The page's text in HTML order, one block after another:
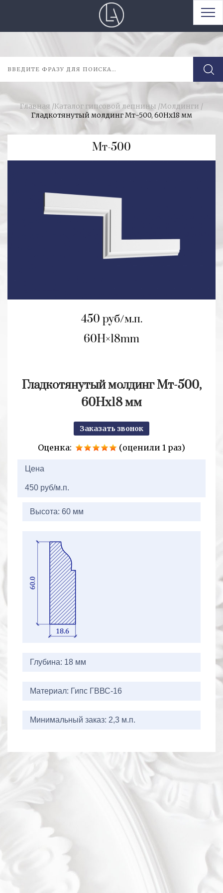
Главная /Каталог гипсовой лепнины /Молдинги /
Гладкотянутый молдинг Мт-500, 60Нх18 мм
Мт-500
450 руб/м.п.
60H 18mm
Гладкотянутый молдинг Мт-500,
60Нх18 мм
Заказать звонок
Оценка:
(оценили 1 раз)
Цена
450 руб/м.п.
Высота: 60 мм
Глубина: 18 мм
Материал: Гипс ГВВС-16
Минимальный заказ: 2,3 м.п.